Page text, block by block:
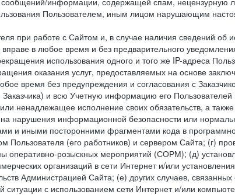
Пользователем, иным лицом нарушающим
при работе с Сайтом и, в случае наличия сведений об
в любое время и без предварительного
использования одного и того же IP-адреса
оказания услуг, предоставляемых на основе
время без предупреждения и согласования с
и всю Учетную информацию его Пользователей
ненадлежащее исполнение своих обязательств, а
нарушения информационной безопасности или
и иными посторонними фрагментами кода в
(его работников) и сервером Сайта; (г)
розыскных мероприятий (СОРМ); (д)
организаций в сети Интернет и/или
Администрацией Сайта; (е) других случаев, связанных
с использованием сети Интернет и/или